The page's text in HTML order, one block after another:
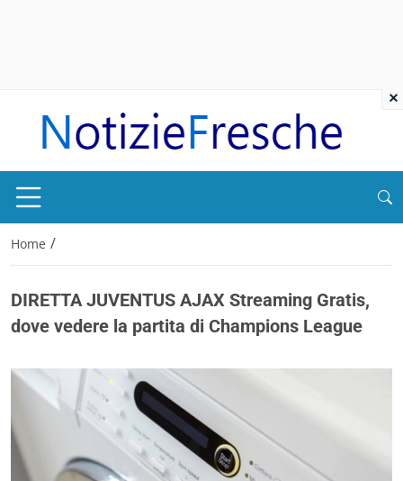
Home /
DIRETTA JUVENTUS AJAX Streaming Gratis,
dove vedere la partita di Champions League
×